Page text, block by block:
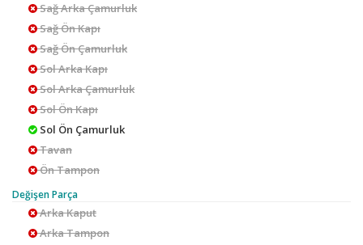
Sağ Arka Çamurluk
Sağ Ön Kapı
Sağ Ön Çamurluk
Sol Arka Kapı
Sol Arka Çamurluk
Sol Ön Kapı
Sol Ön Çamurluk
Tavan
Ön Tampon
Değişen Parça
Arka Kaput
Arka Tampon